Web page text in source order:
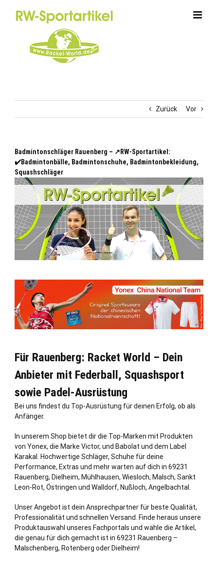
Zurück Vor
Badmintonschläger Rauenberg – ↗️RW-Sportartikel:
✔️Badmintonbälle, Badmintonschuhe, Badmintonbekleidung,
Squashschläger
Für Rauenberg: Racket World – Dein
Anbieter mit Federball, Squashsport
sowie Padel-Ausrüstung
Bei uns findest du Top-Ausrüstung für deinen Erfolg, ob als
Anfänger.
In unserem Shop bietet dir die Top-Marken mit Produkten
von Yonex, die Marke Victor, und Babolat und dem Label
Karakal. Hochwertige Schläger, Schuhe für deine
Performance, Extras und mehr warten auf dich in 69231
Rauenberg, Dielheim, Mühlhausen, Wiesloch, Malsch, Sankt
Leon-Rot, Östringen und Walldorf, Nußloch, Angelbachtal.
Unser Angebot ist dein Ansprechpartner für beste Qualität,
Professionalität und schnellen Versand. Finde heraus unsere
Produktauswahl unseres Fachportals und wähle die Artikel,
die genau für dich gemacht ist in 69231 Rauenberg –
Malschenberg, Rotenberg oder Dielheim!